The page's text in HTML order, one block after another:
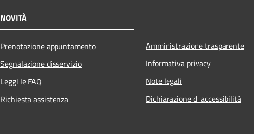
NOVITÀ
Prenotazione appuntamento
Segnalazione disservizio
Leggi le FAQ
Richiesta assistenza
Amministrazione trasparente
Informativa privacy
Note legali
Dichiarazione di accessibilità